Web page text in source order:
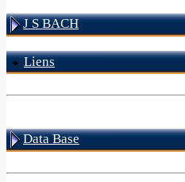
J S BACH
Liens
Data Base